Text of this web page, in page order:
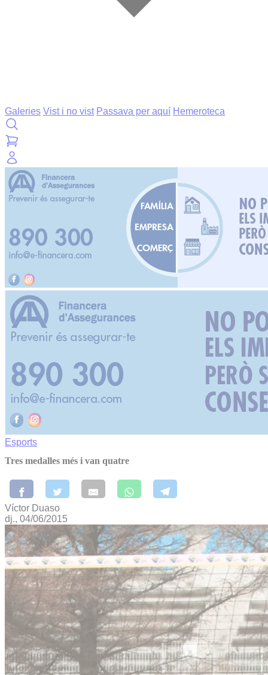
Galeries Vist i no vist Passava per aquí Hemeroteca
Esports
Tres medalles més i van quatre
Víctor Duaso
dj., 04/06/2015